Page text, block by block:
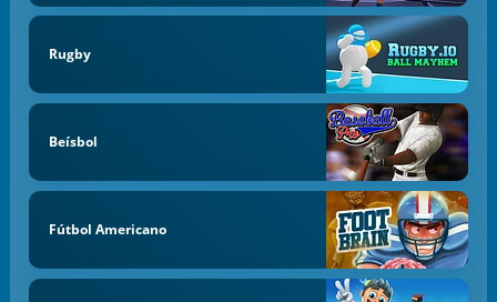
Rugby
Beísbol
Fútbol Americano